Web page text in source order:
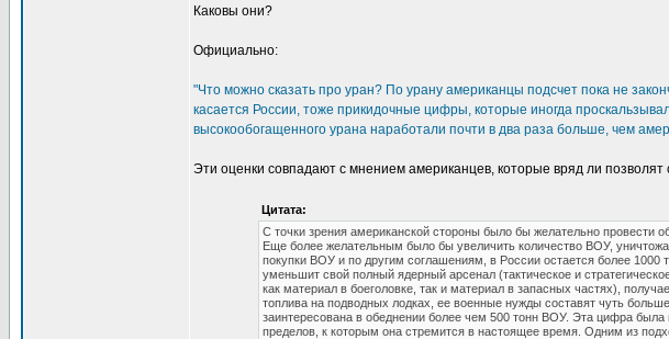
Каковы они?
Официально:
"Что можно сказать про уран? По урану американцы подсчет пока не
касается России, тоже прикидочные цифры, которые иногда
высокообогащенного урана наработали почти в два раза больше, чем
Эти оценки совпадают с мнением американцев, которые вряд ли позволят
Цитата:
С точки зрения американской стороны было бы желательно провести
Еще более желательным было бы увеличить количество ВОУ,
покупки ВОУ и по другим соглашениям, в России остается более
уменьшит свой полный ядерный арсенал (тактическое и
как материал в боеголовке, так и материал в запасных частях),
топлива на подводных лодках, ее военные нужды составят чуть
заинтересована в обеднении более чем 500 тонн ВОУ. Эта цифра была
пределов, к которым она стремится в настоящее время. Одним из